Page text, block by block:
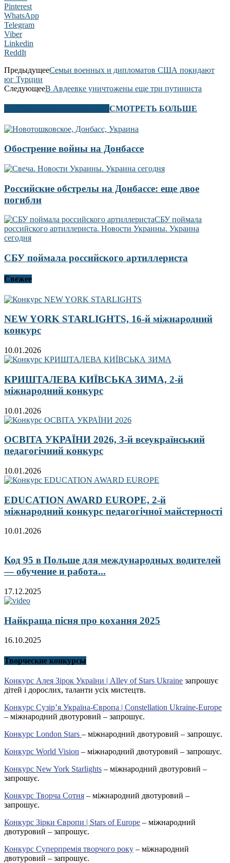
Pinterest
WhatsApp
Telegram
Viber
Linkedin
ReddIt
ПредыдущееСемьи военных и дипломатов США покидают
юг Турции
СледующееВ Авдеевке уничтожены еще три путиниста
СМОТРЕТЬ БОЛЬШЕ
Обострение войны на Донбассе
Российские обстрелы на Донбассе: еще двое
погибли
СБУ поймала российского артиллериста
Свежее
NEW YORK STARLIGHTS, 16-й міжнародний
конкурс
10.01.2026
КРИШТАЛЕВА КИЇВСЬКА ЗИМА, 2-й
міжнародний конкурс
10.01.2026
ОСВІТА УКРАЇНИ 2026, 3-й всеукраїнський
педагогічний конкурс
10.01.2026
EDUCATION AWARD EUROPE, 2-й
міжнародний конкурс педагогічної майстерності
10.01.2026
Код 95 в Польше для международных водителей
— обучение и работа...
17.12.2025
Найкраща пісня про кохання 2025
16.10.2025
Творческие конкурсы
Конкурс Алея Зірок України | Alley of Stars Ukraine запрошує
дітей і дорослих, таланти усіх мистецтв.
Конкурс Сузір’я Україна-Європа | Constellation Ukraine-Europe
– міжнародний двотуровий – запрошує.
Конкурс London Stars – міжнародний двотуровий – запрошує.
Конкурс World Vision – міжнародний двотуровий – запрошує.
Конкурс New York Starlights – міжнародний двотуровий –
запрошує.
Конкурс Творча Сотня – міжнародний двотуровий –
запрошує.
Конкурс Зірки Європи | Stars of Europe – міжнародний
двотуровий – запрошує.
Конкурс Суперпремія творчого року – міжнародний
двотуровий – запрошує.